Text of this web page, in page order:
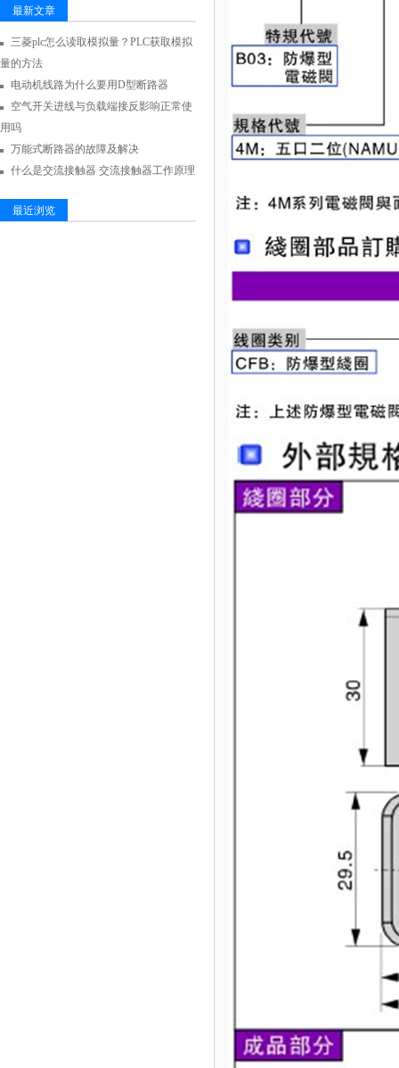
最新文章
三菱plc怎么读取模拟量？PLC获取模拟
量的方法
电动机线路为什么要用D型断路器
空气开关进线与负载端接反影响正常使
用吗
万能式断路器的故障及解决
什么是交流接触器 交流接触器工作原理
最近浏览